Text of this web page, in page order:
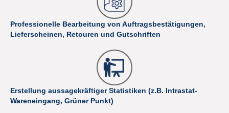
Professionelle Bearbeitung von Auftragsbestätigungen,
Lieferscheinen, Retouren und Gutschriften
Erstellung aussagekräftiger Statistiken (z.B. Intrastat-
Wareneingang, Grüner Punkt)